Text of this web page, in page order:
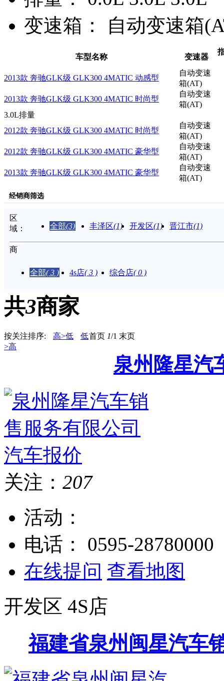
变速箱：
自动变速箱
车型名称 变速器
2013款 奔驰GLK级 GLK300 4MATIC 动感型
自动变速
箱(AT)
2013款 奔驰GLK级 GLK300 4MATIC 时尚型
自动变速
箱(AT)
3.0L排量
2012款 奔驰GLK级 GLK300 4MATIC 时尚型
自动变速
箱(AT)
2012款 奔驰GLK级 GLK300 4MATIC 豪华型
自动变速
箱(AT)
2013款 奔驰GLK级 GLK300 4MATIC 豪华型
自动变速
箱(AT)
经销商筛选
区
域：
全部(3) 丰泽区(1) 开发区(1) 晋江市(1)
商
全部( 3 ) 4s店( 3 ) 综合店( 0 )
共3商家
按关注排序: 高>低
低
>高
首页 1/1 末页
泉州隆星汽
关注： 207
活动：
电话：
0595-28780000
在线提问 查看地图
开发区 4S店
福建省泉州闽星汽车